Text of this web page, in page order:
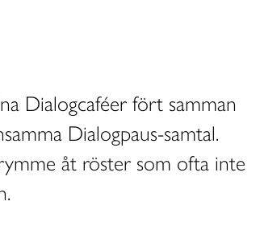
Dialogcaféer fört samman
Dialogpaus-samtal.
åt röster som ofta inte